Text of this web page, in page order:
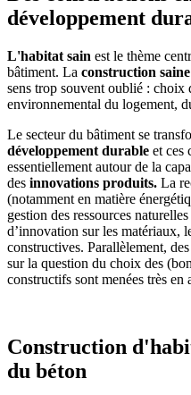
développement
L'habitat sain est le thème
bâtiment. La construction saine
sens trop souvent oublié : choix
environnemental du logement,
Le secteur du bâtiment se
développement durable et ces
essentiellement autour de la
des innovations produits. La
(notamment en matière
gestion des ressources
d’innovation sur les matériaux,
constructives. Parallèlement,
sur la question du choix des
constructifs sont menées très en
Construction
du béton